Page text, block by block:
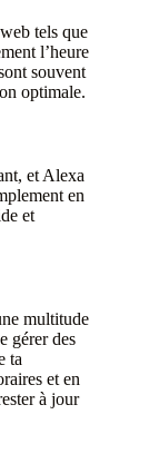
tels que
l’heure
souvent
optimale.
et Alexa
en
et
multitude
gérer des
ta
et en
à jour